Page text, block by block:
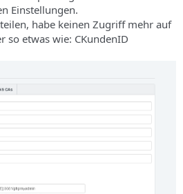
Einstellungen.
habe keinen Zugriff mehr auf
so etwas wie: CKundenID